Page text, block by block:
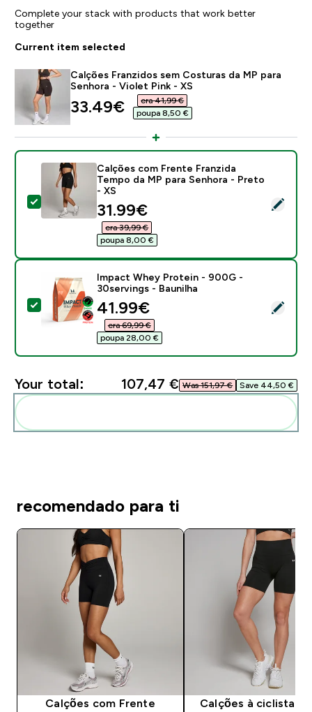
Complete your stack with products that work better
together
Current item selected
Calções Franzidos sem Costuras da MP para
Senhora - Violet Pink - XS
discounted price
33.49€‎
era 41,99 €‎
poupa 8,50 €‎
Select this product - Calções com Frente Franzida
Calções com Frente Franzida
Tempo da MP para Senhora - Preto
- XS
discounted price
31.99€‎
era 39,99 €‎
poupa 8,00 €‎
Select this product - Impact Whey Protein - 900G -
Impact Whey Protein - 900G -
30servings - Baunilha
discounted price
41.99€‎
era 69,99 €‎
poupa 28,00 €‎
Your total: 107,47 €‎ Was 151,97 €‎ Save 44,50 €‎
recomendado para ti
Calções com Frente
Calções à ciclista